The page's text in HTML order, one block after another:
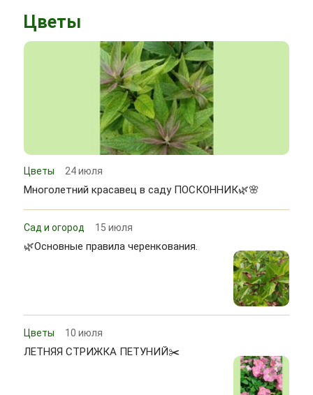
Цветы
Цветы 24 июля
Многолетний красавец в саду ПОСКОННИК🌿🌸
Сад и огород 15 июля
🌿Основные правила черенкования.
Цветы 10 июля
ЛЕТНЯЯ СТРИЖКА ПЕТУНИЙ✂️